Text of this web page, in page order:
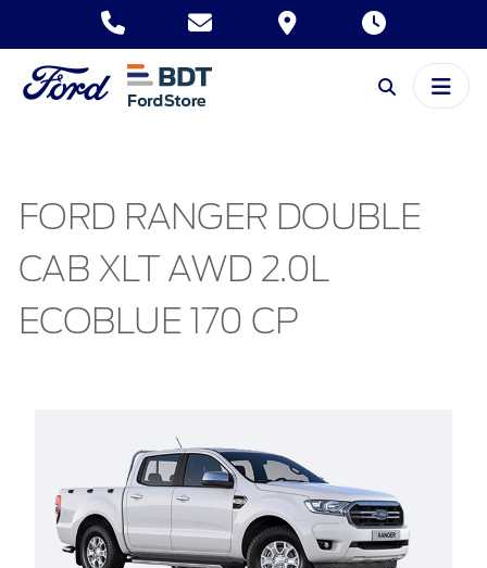
FORD RANGER DOUBLE
CAB XLT AWD 2.0L
ECOBLUE 170 CP